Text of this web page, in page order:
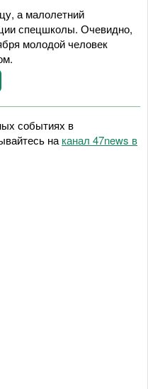
а малолетний
спецшколы. Очевидно,
молодой человек
событиях в
на канал 47news в